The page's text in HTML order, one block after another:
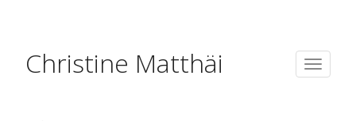
Toggle
Christine Matthäi